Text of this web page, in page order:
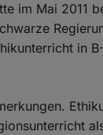
im Mai 2011
in